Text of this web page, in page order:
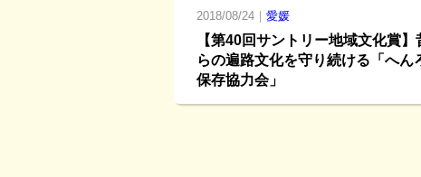
2018/08/24｜ 愛媛
【第40回サントリー地域文化賞】
らの遍路文化を守り続ける「へん
保存協力会」